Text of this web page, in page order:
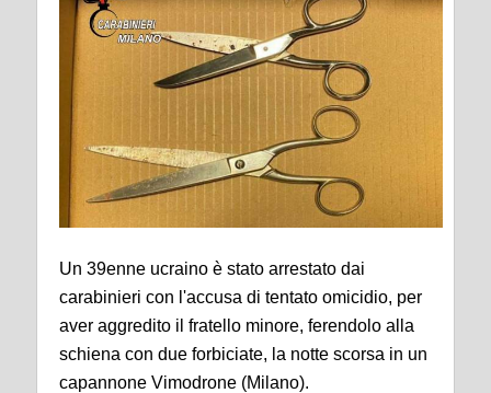
Un 39enne ucraino è stato arrestato dai
carabinieri con l'accusa di tentato omicidio, per
aver aggredito il fratello minore, ferendolo alla
schiena con due forbiciate, la notte scorsa in un
capannone Vimodrone (Milano).